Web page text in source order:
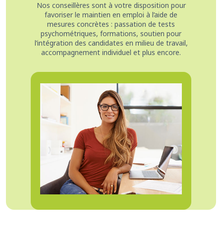
Nos conseillères sont à votre disposition pour
favoriser le maintien en emploi à l’aide de
mesures concrètes : passation de tests
psychométriques, formations, soutien pour
l’intégration des candidates en milieu de travail,
accompagnement individuel et plus encore.